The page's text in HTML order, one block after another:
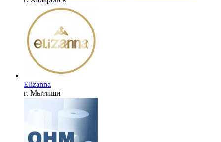
Elizanna
г. Мытищи